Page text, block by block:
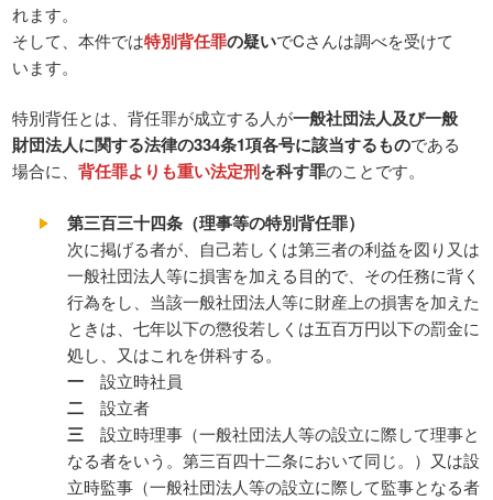
れます。
そして、本件では特別背任罪の疑いでCさんは調べを受けて
います。
特別背任とは、背任罪が成立する人が一般社団法人及び一般
財団法人に関する法律の334条1項各号に該当するものである
場合に、背任罪よりも重い法定刑を科す罪のことです。
第三百三十四条（理事等の特別背任罪）
次に掲げる者が、自己若しくは第三者の利益を図り又は
一般社団法人等に損害を加える目的で、その任務に背く
行為をし、当該一般社団法人等に財産上の損害を加えた
ときは、七年以下の懲役若しくは五百万円以下の罰金に
処し、又はこれを併科する。
一 設立時社員
二 設立者
三 設立時理事（一般社団法人等の設立に際して理事と
なる者をいう。第三百四十二条において同じ。）又は設
立時監事（一般社団法人等の設立に際して監事となる者